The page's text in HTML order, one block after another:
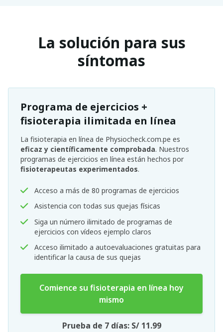
La solución para sus
síntomas
Programa de ejercicios +
fisioterapia ilimitada en línea
La fisioterapia en línea de Physiocheck.com.pe es
eficaz y científicamente comprobada. Nuestros
programas de ejercicios en línea están hechos por
fisioterapeutas experimentados.
Acceso a más de 80 programas de ejercicios
Asistencia con todas sus quejas físicas
Siga un número ilimitado de programas de
ejercicios con vídeos ejemplo claros
Acceso ilimitado a autoevaluaciones gratuitas para
identificar la causa de sus quejas
Comience su fisioterapia en línea hoy
mismo
Prueba de 7 días: S/ 11.99